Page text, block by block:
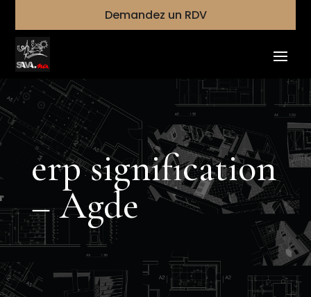
Demandez un RDV
erp signification
– Agde